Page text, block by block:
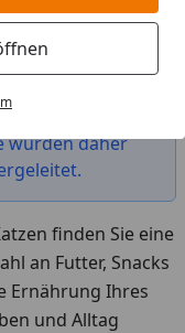
wurden daher
finden Sie eine
an Futter, Snacks
Ernährung Ihres
und Alltag